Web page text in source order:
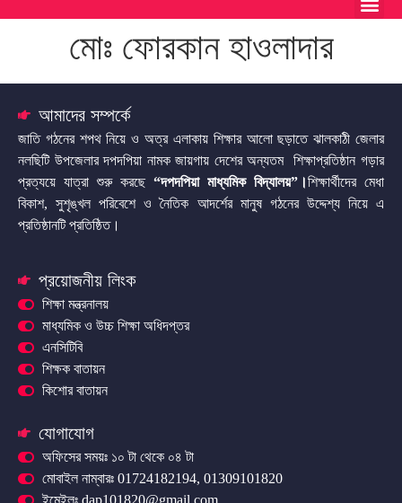
মোঃ ফোরকান হাওলাদার
আমাদের সম্পর্কে
জাতি গঠনের শপথ নিয়ে ও অত্র এলাকায় শিক্ষার আলো ছড়াতে ঝালকাঠী জেলার
নলছিটি উপজেলার দপদপিয়া নামক জায়গায় দেশের অন্যতম শিক্ষাপ্রতিষ্ঠান গড়ার
প্রত্যয়ে যাত্রা শুরু করছে “দপদপিয়া মাধ্যমিক বিদ্যালয়” ।শিক্ষার্থীদের মেধা
বিকাশ, সুশৃঙ্খল পরিবেশে ও নৈতিক আদর্শের মানুষ গঠনের উদ্দেশ্য নিয়ে এ
প্রতিষ্ঠানটি প্রতিষ্ঠিত।
প্রয়োজনীয় লিংক
শিক্ষা মন্ত্রনালয়
মাধ্যমিক ও উচ্চ শিক্ষা অধিদপ্তর
এনসিটিবি
শিক্ষক বাতায়ন
কিশোর বাতায়ন
যোগাযোগ
অফিসের সময়ঃ ১০ টা থেকে ০৪ টা
মোবাইল নাম্বারঃ 01724182194, 01309101820